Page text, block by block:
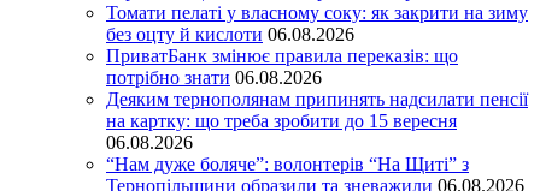
Томати пелаті у власному соку: як закрити на зиму
без оцту й кислоти 06.08.2026
ПриватБанк змінює правила переказів: що
потрібно знати 06.08.2026
Деяким тернополянам припинять надсилати пенсії
на картку: що треба зробити до 15 вересня
06.08.2026
“Нам дуже боляче”: волонтерів “На Щиті” з
Тернопільщини образили та зневажили 06.08.2026